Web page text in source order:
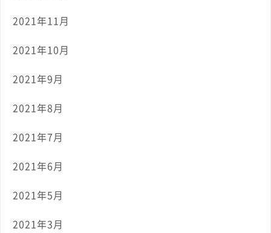
2021年11月
2021年10月
2021年9月
2021年8月
2021年7月
2021年6月
2021年5月
2021年3月